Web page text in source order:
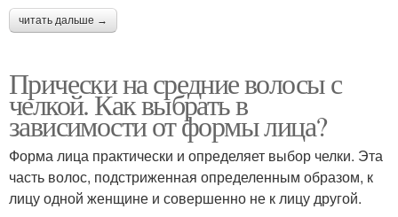
читать дальше →
Прически на средние волосы с
челкой. Как выбрать в
зависимости от формы лица?
Форма лица практически и определяет выбор челки. Эта
часть волос, подстриженная определенным образом, к
лицу одной женщине и совершенно не к лицу другой.